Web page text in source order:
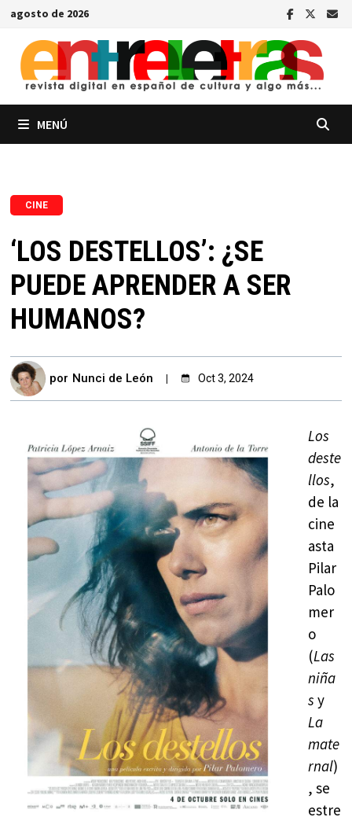
Saltar
contenido
agosto de 2026
MENÚ
CINE
‘LOS DESTELLOS’: ¿SE
PUEDE APRENDER A SER
HUMANOS?
por Nunci de León Oct 3, 2024
Los
deste
llos,
de la
cine
asta
Pilar
Palo
mer
o
(Las
niña
s y
La
mate
rnal)
, se
estre